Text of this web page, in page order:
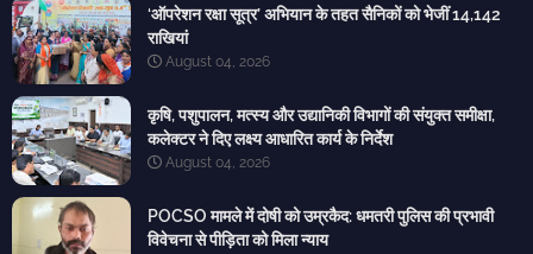
‘ऑपरेशन रक्षा सूत्र’ अभियान के तहत सैनिकों को भेजीं 14,142
राखियां
August 04, 2026
कृषि, पशुपालन, मत्स्य और उद्यानिकी विभागों की संयुक्त समीक्षा,
कलेक्टर ने दिए लक्ष्य आधारित कार्य के निर्देश
August 04, 2026
POCSO मामले में दोषी को उम्रकैद: धमतरी पुलिस की प्रभावी
विवेचना से पीड़िता को मिला न्याय